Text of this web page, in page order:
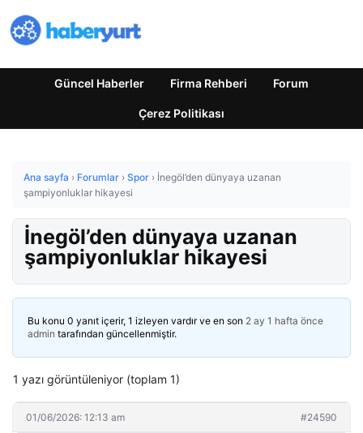
Güncel Haberler Firma Rehberi Forum
Çerez Politikası
Ana sayfa › Forumlar › Spor › İnegöl’den dünyaya uzanan
şampiyonluklar hikayesi
İnegöl’den dünyaya uzanan
şampiyonluklar hikayesi
Bu konu 0 yanıt içerir, 1 izleyen vardır ve en son 2 ay 1 hafta önce
admin tarafından güncellenmiştir.
1 yazı görüntüleniyor (toplam 1)
01/06/2026: 12:13 am #24590